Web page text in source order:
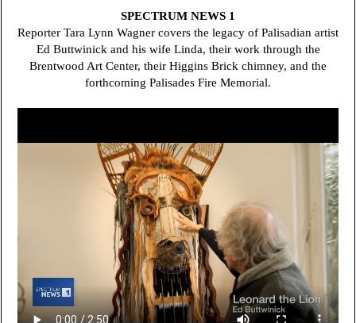
SPECTRUM NEWS 1
Reporter Tara Lynn Wagner covers the legacy of Palisadian artist
Ed Buttwinick and his wife Linda, their work through the
Brentwood Art Center, their Higgins Brick chimney, and the
forthcoming Palisades Fire Memorial.